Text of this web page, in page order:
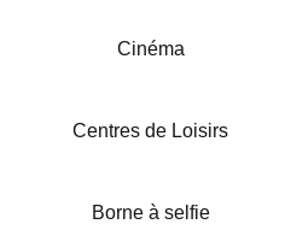
Cinéma
Centres de Loisirs
Borne à selfie